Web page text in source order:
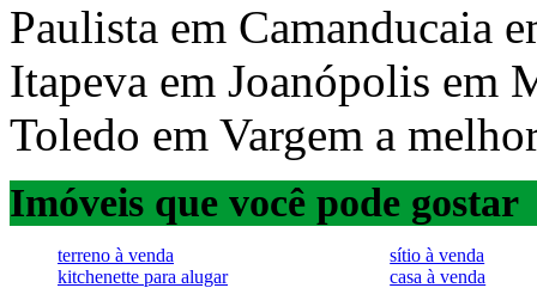
Paulista em Camanducaia
Itapeva em Joanópolis em
Toledo em Vargem a
Imóveis que você pode gostar
terreno à venda
sítio à venda
kitchenette para alugar
casa à venda